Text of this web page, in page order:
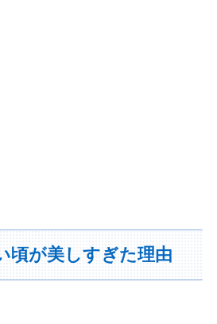
頃が美しすぎた理由